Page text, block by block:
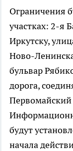
Ограничения
участках: 2-я
Иркутску,
Ново-
бульвар
дорога,
Первомайский
будут
начала